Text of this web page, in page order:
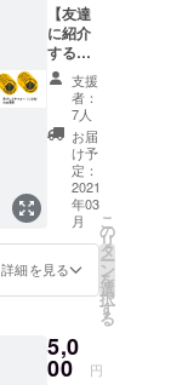
【友達
に紹介
する
よ！応
援コー
ス】 ・
茶びん
のオリ
ジナル
ステッ
カー
（１０
枚） ・
お礼の
メール
支援
者：
7人
お届
け予
定：
2021
年03
月
詳細を見る
こ
の
リ
タ
ー
ン
を
選
択
す
る
5,0
00 円